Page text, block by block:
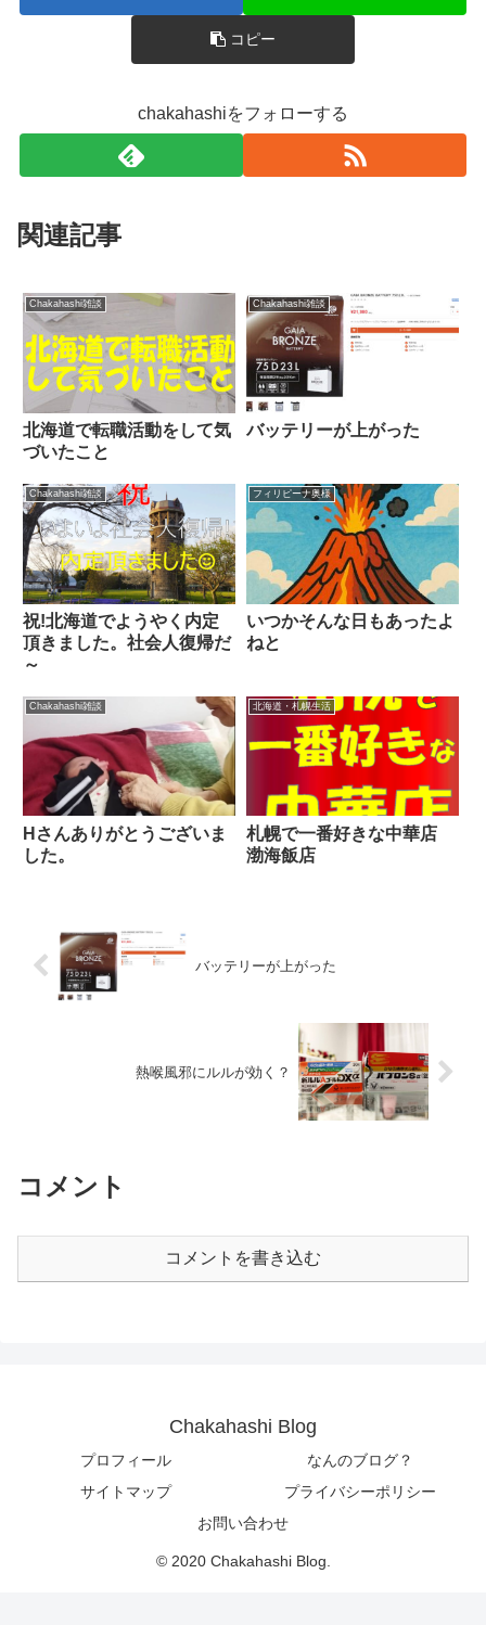
コピー
chakahashiをフォローする
関連記事
Chakahashi雑談
北海道で転職活動をして気
づいたこと
Chakahashi雑談
バッテリーが上がった
Chakahashi雑談
祝!北海道でようやく内定
頂きました。社会人復帰だ
～
フィリピーナ奥様
いつかそんな日もあったよ
ねと
Chakahashi雑談
Hさんありがとうございま
した。
北海道・札幌生活
札幌で一番好きな中華店
渤海飯店
バッテリーが上がった
熱喉風邪にルルが効く？
コメント
コメントを書き込む
Chakahashi Blog
プロフィール
なんのブログ？
サイトマップ
プライバシーポリシー
お問い合わせ
© 2020 Chakahashi Blog.